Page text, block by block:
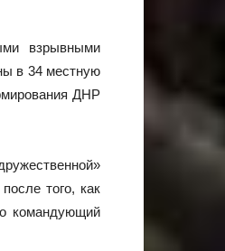
взрывными
в 34 местную
ДНР
того, как
командующий